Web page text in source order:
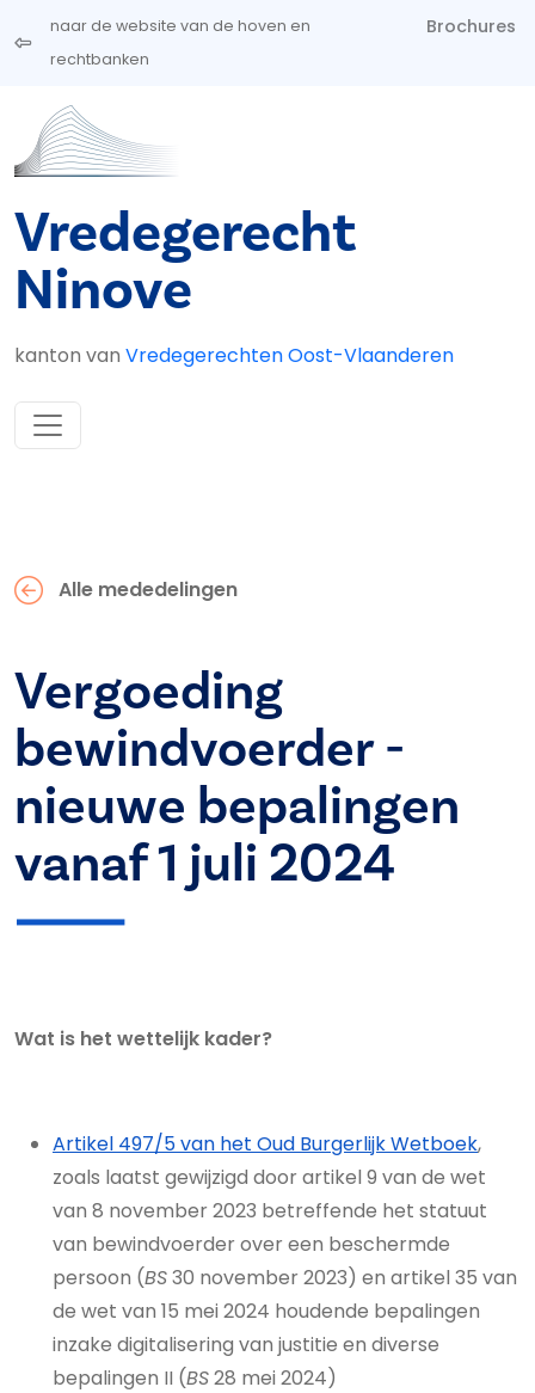
Overslaan en naar de inhoud gaan
naar de website van de hoven en
rechtbanken
Brochures
Vredegerecht
Ninove
kanton van Vredegerechten Oost-Vlaanderen
Alle mededelingen
Vergoeding
bewindvoerder -
nieuwe bepalingen
vanaf 1 juli 2024
Wat is het wettelijk kader?
Artikel 497/5 van het Oud Burgerlijk Wetboek,
zoals laatst gewijzigd door artikel 9 van de wet
van 8 november 2023 betreffende het statuut
van bewindvoerder over een beschermde
persoon (BS30 november 2023) en artikel 35 van
de wet van 15 mei 2024 houdende bepalingen
inzake digitalisering van justitie en diverse
bepalingen II (BS28 mei 2024)